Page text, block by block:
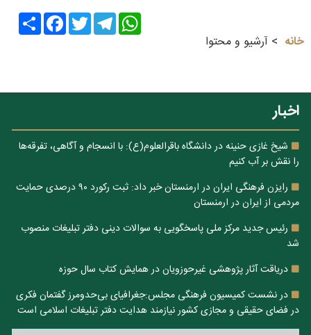
Share
FacebookTwitter
Telegram
WhatsApp
خانه
آرشیو و محتوا
اخبار
شیخ غازی حنینه در دانشگاه باقرالعلوم(ع): با انسجام و آگاهی، تفرقه‌ها
را نقش بر آب کنیم
رایزن فرهنگی ایران در ارمنستان خبر داد: ثبت رکورد ۹۰ درصدی حمایت
مردمی از ایران در ارمنستان
رئیس جدید مرکز ملی پاسخگویی به سوالات دینی دفتر تبلیغات منصوب
شد
دریاقت آثار پژوهشی غیرحوزویان در همایش کتاب سال حوزه
در نشست کمیسیون فرهنگی مجلس:جغرافیای بی‌حدومرز گفتمان فکری
در فضای حقیقی و مجازی کشور نیازمند هدایت دفتر تبلیغات اسلامی است